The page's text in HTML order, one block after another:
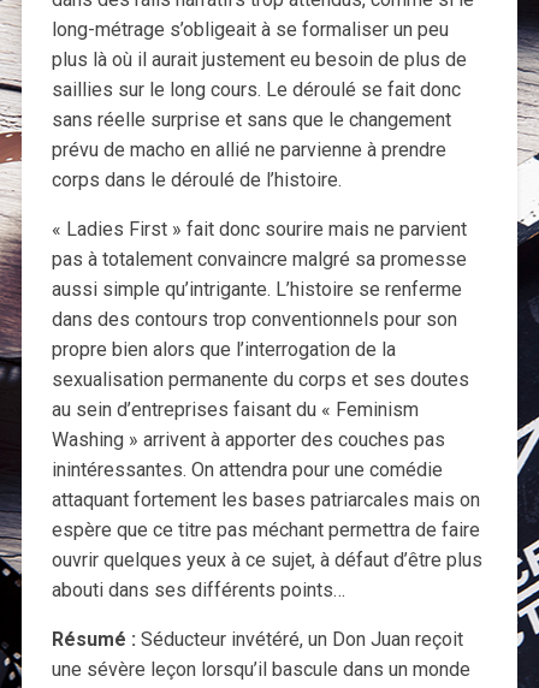
long-métrage s’obligeait à se formaliser un peu
plus là où il aurait justement eu besoin de plus de
saillies sur le long cours. Le déroulé se fait donc
sans réelle surprise et sans que le changement
prévu de macho en allié ne parvienne à prendre
corps dans le déroulé de l’histoire.
« Ladies First » fait donc sourire mais ne parvient
pas à totalement convaincre malgré sa promesse
aussi simple qu’intrigante. L’histoire se renferme
dans des contours trop conventionnels pour son
propre bien alors que l’interrogation de la
sexualisation permanente du corps et ses doutes
au sein d’entreprises faisant du « Feminism
Washing » arrivent à apporter des couches pas
inintéressantes. On attendra pour une comédie
attaquant fortement les bases patriarcales mais on
espère que ce titre pas méchant permettra de faire
ouvrir quelques yeux à ce sujet, à défaut d’être plus
abouti dans ses différents points…
Résumé : Séducteur invétéré, un Don Juan reçoit
une sévère leçon lorsqu’il bascule dans un monde